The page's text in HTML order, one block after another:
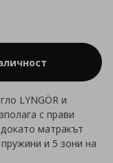
LYNGÖR и
с прави
матракът
и 5 зони на